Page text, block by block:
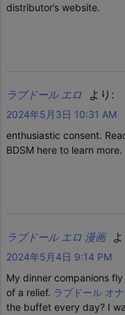
distributor’s website.
ラブドール エロ より:
2024年5月3日 10:31 AM
enthusiastic consent.
BDSM here to learn more.
ラブドール エロ 漫画
2024年5月4日 9:14 PM
My dinner companions
of a relief. ラブドール オ
the buffet every day? I